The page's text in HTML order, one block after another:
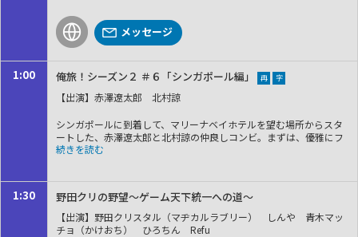
んでしまっていた。「絶対に話を止めるな」と釘を刺してもやっぱ
り止めてしまう金丸。今回こそ最後まで聞ける話はあるのか。
メッセージ
1:00 俺旅！シーズン２ ＃６「シンガポール編」 再 字
【出演】赤澤遼太郎 北村諒
シンガポールに到着して、マリーナベイホテルを望む場所からスタ
ートした、赤澤遼太郎と北村諒の仲良しコンビ。まずは、優雅にフ
ラトン・ベイ・ホテル・シンガポールで自身初めてのアフタヌーン
1:30 野田クリの野望～ゲーム天下統一への道～
【出演】野田クリスタル（マヂカルラブリー） しんや 青木マッ
チョ（かけおち） ひろちん Refu